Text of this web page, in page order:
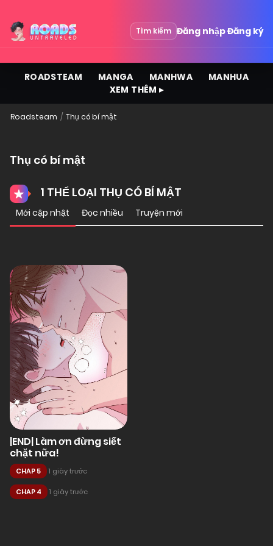
Tìm kiếm Đăng nhậpĐăng ký
ROADSTEAM MANGA MANHWA
MANHUA
XEM THÊM ▸
Roadsteam Thụ có bí mật
Thụ có bí mật
1 THỂ LOẠI THỤ CÓ BÍ MẬT
Mới cập nhật Đọc nhiều Truyện mới
|END| Làm ơn đừng siết
chặt nữa!
CHAP 5 1 giây trước
CHAP 4 1 giây trước